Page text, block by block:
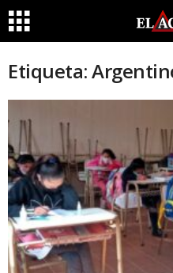
Etiqueta: